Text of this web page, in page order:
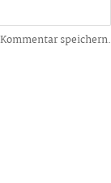
speichern.